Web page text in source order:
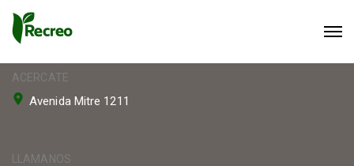
ACERCATE
Avenida Mitre 1211
LLAMANOS